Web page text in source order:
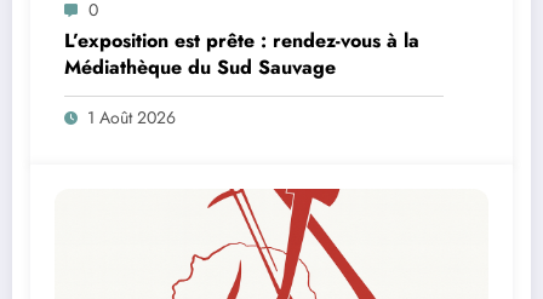
0
L’exposition est prête : rendez-vous à la
Médiathèque du Sud Sauvage
1 Août 2026